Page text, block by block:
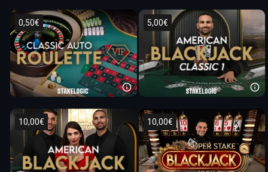
0,50€ 5,00€
10,00€ 10,00€